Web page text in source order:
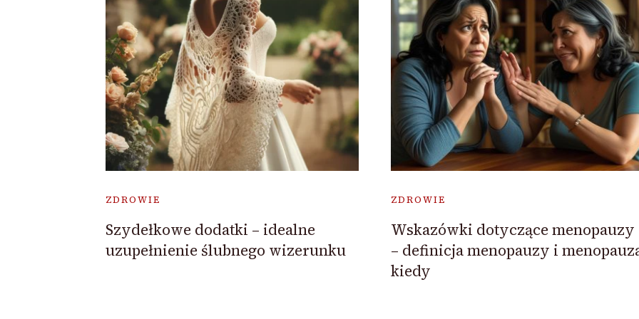
ZDROWIE
Szydełkowe dodatki – idealne
uzupełnienie ślubnego wizerunku
ZDROWIE
Wskazówki dotyczące menopauzy
– definicja menopauzy i
kiedy